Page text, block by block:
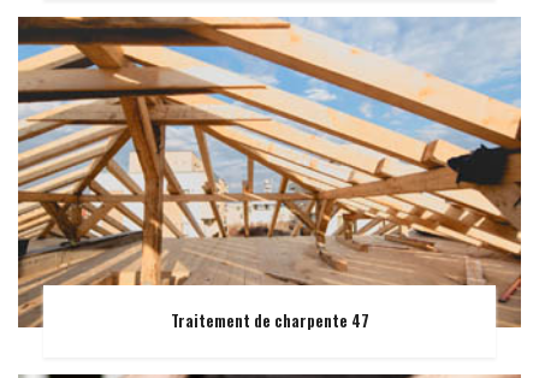
Traitement de charpente 47